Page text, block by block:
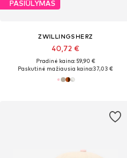
PASIŪLYMAS
ZWILLINGSHERZ
40,72 €
Pradinė kaina: 59,90 €
Paskutinė mažiausia kaina:37,03 €